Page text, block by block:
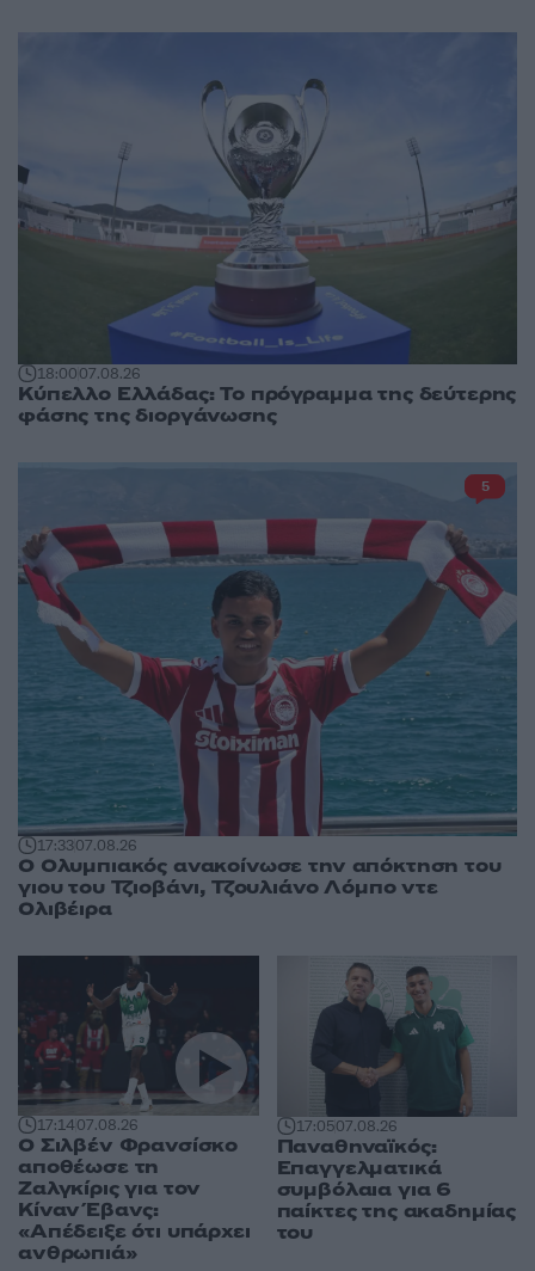
18:0007.08.26
Κύπελλο Ελλάδας: Το πρόγραμμα της δεύτερης
φάσης της διοργάνωσης
17:3307.08.26
Ο Ολυμπιακός ανακοίνωσε την απόκτηση του
γιου του Τζιοβάνι, Τζουλιάνο Λόμπο ντε
Ολιβέιρα
5
17:1407.08.26
Ο Σιλβέν Φρανσίσκο
αποθέωσε τη
Ζαλγκίρις για τον
Κίναν Έβανς:
«Απέδειξε ότι υπάρχει
ανθρωπιά»
17:0507.08.26
Παναθηναϊκός:
Επαγγελματικά
συμβόλαια για 6
παίκτες της ακαδημίας
του